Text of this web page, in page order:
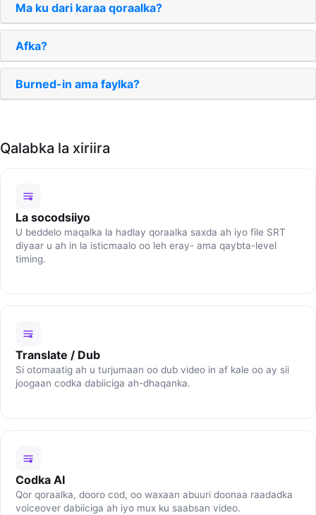
Ma ku dari karaa qoraalka?
Afka?
Burned-in ama faylka?
Qalabka la xiriira
La socodsiiyo
U beddelo maqalka la hadlay qoraalka saxda ah iyo file SRT
diyaar u ah in la isticmaalo oo leh eray- ama qaybta-level
timing.
Translate / Dub
Si otomaatig ah u turjumaan oo dub video in af kale oo ay sii
joogaan codka dabiiciga ah-dhaqanka.
Codka AI
Qor qoraalka, dooro cod, oo waxaan abuuri doonaa raadadka
voiceover dabiiciga ah iyo mux ku saabsan video.